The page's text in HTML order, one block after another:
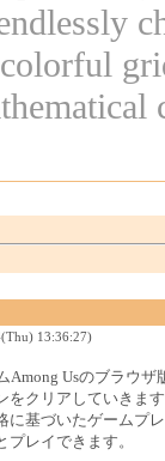
13:36:27)
Among Usのブラウ
をクリアしていきま
基づいたゲームプ
レイできます。